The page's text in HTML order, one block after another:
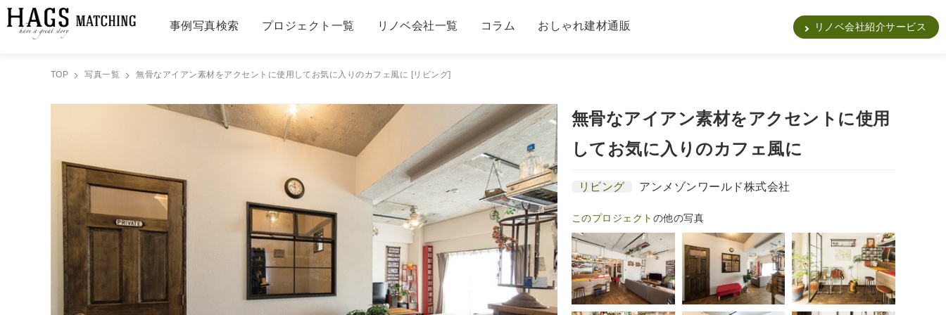
事例写真検索 プロジェクト一覧 リノベ会社一覧 コラム おしゃれ建材通販 リノベ会社紹介サービス
TOP 写真一覧 無骨なアイアン素材をアクセントに使用してお気に入りのカフェ風に [リビング]
無骨なアイアン素材をアクセントに使用
してお気に入りのカフェ風に
リビング アンメゾンワールド株式会社
このプロジェクト の他の写真